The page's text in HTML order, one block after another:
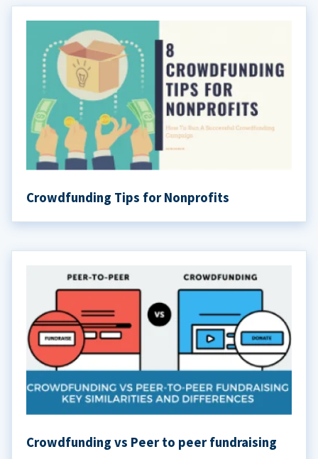
Crowdfunding Tips for Nonprofits
Crowdfunding vs Peer to peer fundraising